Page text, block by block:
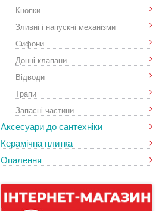
Кнопки
Зливні і напускні механізми
Сифони
Донні клапани
Відводи
Трапи
Запасні частини
Аксесуари до сантехніки
Керамічна плитка
Опалення